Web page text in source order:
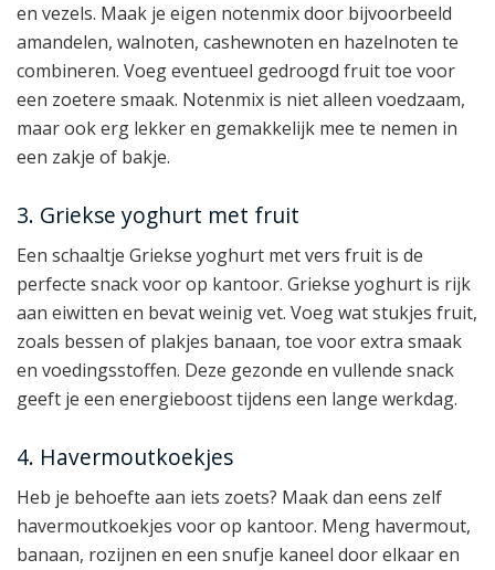
en vezels. Maak je eigen notenmix door bijvoorbeeld
amandelen, walnoten, cashewnoten en hazelnoten te
combineren. Voeg eventueel gedroogd fruit toe voor
een zoetere smaak. Notenmix is niet alleen voedzaam,
maar ook erg lekker en gemakkelijk mee te nemen in
een zakje of bakje.
3. Griekse yoghurt met fruit
Een schaaltje Griekse yoghurt met vers fruit is de
perfecte snack voor op kantoor. Griekse yoghurt is rijk
aan eiwitten en bevat weinig vet. Voeg wat stukjes fruit,
zoals bessen of plakjes banaan, toe voor extra smaak
en voedingsstoffen. Deze gezonde en vullende snack
geeft je een energieboost tijdens een lange werkdag.
4. Havermoutkoekjes
Heb je behoefte aan iets zoets? Maak dan eens zelf
havermoutkoekjes voor op kantoor. Meng havermout,
banaan, rozijnen en een snufje kaneel door elkaar en